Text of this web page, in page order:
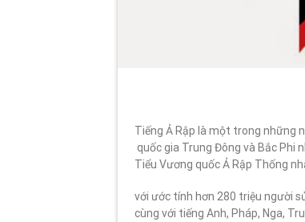
Tiếng Ả Rập là một trong những
quốc gia Trung Đông và Bắc Phi
Tiểu Vương quốc Ả Rập Thống
với ước tính hơn 280 triệu người
cùng với tiếng Anh, Pháp, Nga,